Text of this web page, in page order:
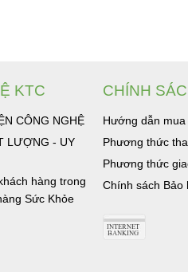
KTC
CÔNG NGHỆ
LƯỢNG - UY
hàng trong
Sức Khỏe
CHÍNH
Hướng dẫn mua
Phương thức
Phương thức
Chính sách Bảo